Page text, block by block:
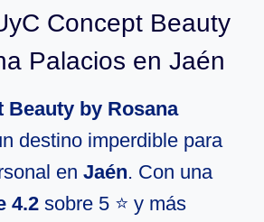
Concept Beauty
Palacios en Jaén
Beauty by Rosana
destino imperdible para
en Jaén. Con una
4.2 sobre 5 ⭐ y más